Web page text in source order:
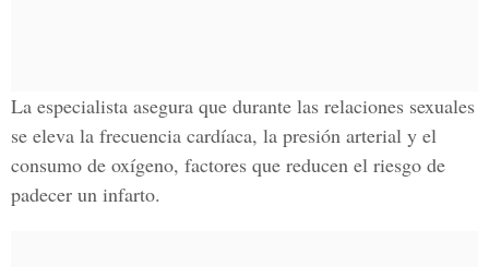
La especialista asegura que durante las relaciones sexuales
se eleva la frecuencia cardíaca, la presión arterial y el
consumo de oxígeno, factores que reducen el riesgo de
padecer un infarto.